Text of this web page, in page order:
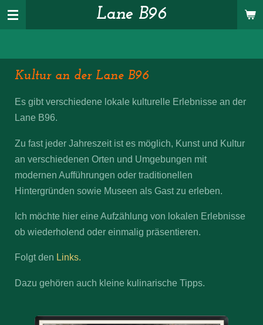
Zum
Hauptinhalt
Lane B96
Kultur an der Lane B96
Es gibt verschiedene lokale kulturelle Erlebnisse an der
Lane B96.
Zu fast jeder Jahreszeit ist es möglich, Kunst und Kultur
an verschiedenen Orten und Umgebungen mit
modernen Aufführungen oder traditionellen
Hintergründen sowie Museen als Gast zu erleben.
Ich möchte hier eine Aufzählung von lokalen Erlebnisse
ob wiederholend oder einmalig präsentieren.
Folgt den Links.
Dazu gehören auch kleine kulinarische Tipps.